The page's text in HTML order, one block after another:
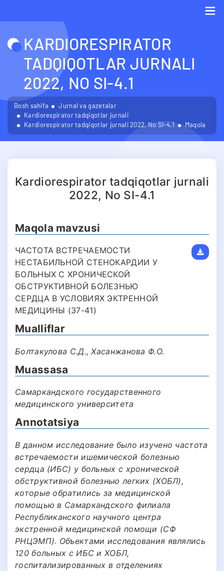
KARDIORESPIRATOR
TADQIQOTLAR JURNALI
2022, NO SI-4.1
Bosh sahifa
Jurnal va gazetalar
Kardiorespirator tadqiqotlar jurnali
Kardiorespirator tadqiqotlar jurnali 2022, No SI-4.1
Maqola
Kardiorespirator tadqiqotlar jurnali
2022, No SI-4.1
Maqola mavzusi
ЧАСТОТА ВСТРЕЧАЕМОСТИ
НЕСТАБИЛЬНОЙ СТЕНОКАРДИИ У
БОЛЬНЫХ С ХРОНИЧЕСКОЙ
ОБСТРУКТИВНОЙ БОЛЕЗНЬЮ
СЕРДЦА В УСЛОВИЯХ ЭКТРЕННОЙ
МЕДИЦИНЫ (37-41)
Mualliflar
Болтакулова С.Д., Хасанжанова Ф.О.
Muassasa
Самаркандского государственного
медицинского университета
Annotatsiya
В данном исследование было изучено частота
встречаемости ишемической болезнью
сердца (ИБС) у больных с хронической
обструктивной болезнью легких (ХОБЛ),
которые обратились за медицинской
помощью в Самаркандского филиала
Республиканского научного центра
экстренной медицинской помощи (СФ
РНЦЭМП). Объектами исследования являлись
120 больных с ИБС и ХОБЛ,
госпитализированных в отделениях